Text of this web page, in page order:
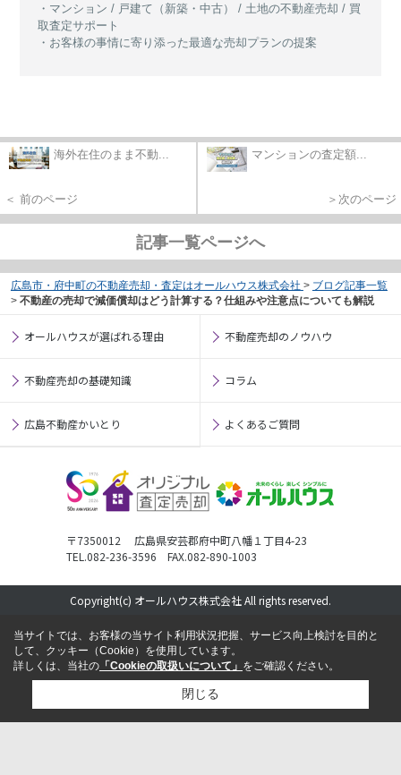
・マンション / 戸建て（新築・中古） / 土地の不動産売却 / 買
取査定サポート
・お客様の事情に寄り添った最適な売却プランの提案
海外在住のまま不動...
＜ 前のページ
マンションの査定額...
＞次のページ
記事一覧ページへ
広島市・府中町の不動産売却・査定はオールハウス株式会社 > ブログ記事一覧
> 不動産の売却で減価償却はどう計算する？仕組みや注意点についても解説
オールハウスが選ばれる理由 不動産売却のノウハウ
不動産売却の基礎知識 コラム
広島不動産かいとり よくあるご質問
〒7350012 広島県安芸郡府中町八幡１丁目4-23
TEL.082-236-3596 FAX.082-890-1003
Copyright(c) オールハウス株式会社 All rights reserved.
当サイトでは、お客様の当サイト利用状況把握、サービス向上検討を目的と
して、クッキー（Cookie）を使用しています。
詳しくは、当社の 「Cookieの取扱いについて」 をご確認ください。
閉じる